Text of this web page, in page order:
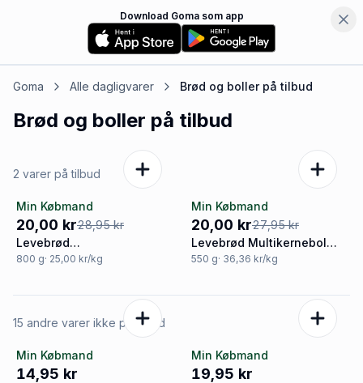
Download Goma som app
Goma Alle dagligvarer Brød og bollerpå tilbud
Brød og boller på tilbud
2 varer på tilbud
-31%
Min Købmand
20,00 kr28,95 kr
Levebrød
Multikernesandwic
800 g· 25,00 kr/kg
-28%
Min Købmand
20,00 kr27,95 kr
Levebrød Multikernebol
Lys
550 g· 36,36 kr/kg
15 andre varer ikke på tilbud
Min Købmand
14,95 kr
Min Købmand
19,95 kr